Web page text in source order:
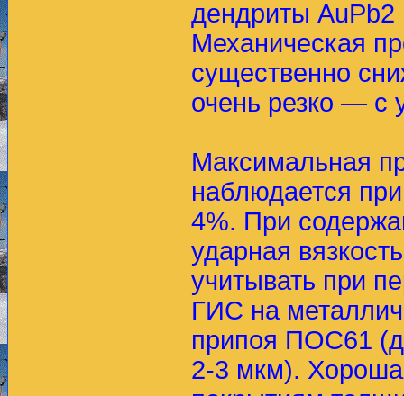
дендриты AuPb2
Механическая
существенно
очень резко — с
Максимальная
наблюдается
4%. При
ударная
учитывать при
ГИС на
припоя ПОС61
2-3 мкм).